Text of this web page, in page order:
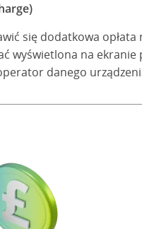
się dodatkowa
wyświetlona na
danego